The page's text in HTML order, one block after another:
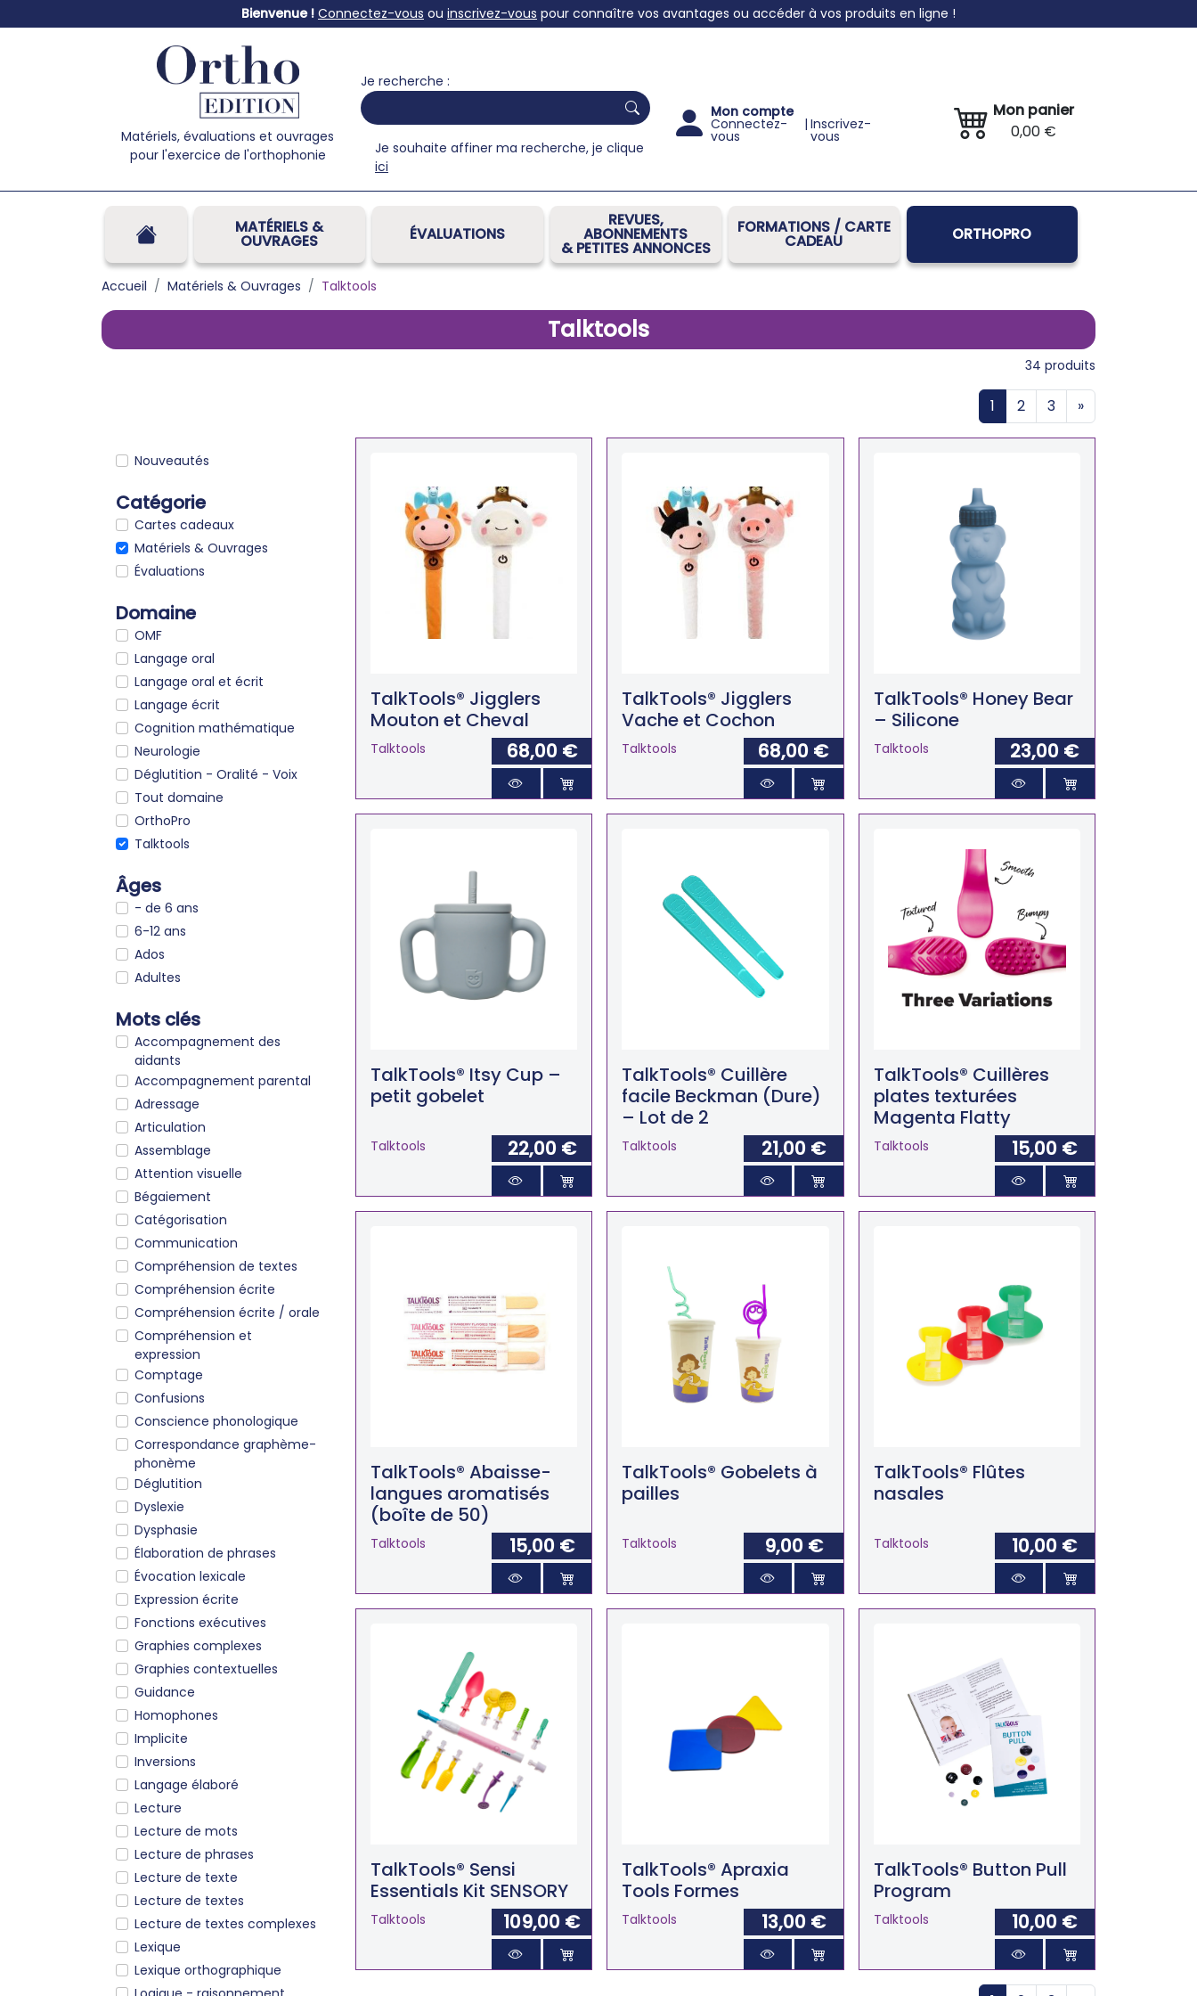
Bienvenue ! Connectez-vous ou inscrivez-vous pour connaître vos avantages ou accéder à vos produits en ligne !
Matériels, évaluations et ouvrages
pour l'exercice de l'orthophonie
Je recherche :
Je souhaite affiner ma recherche, je clique
ici
Mon compte
Connectez-
vous
| Inscrivez-
vous
Mon panier
0,00 €
MATÉRIELS &
OUVRAGES ÉVALUATIONS
REVUES,
ABONNEMENTS
& PETITES ANNONCES
FORMATIONS / CARTE
CADEAU ORTHOPRO
Accueil Matériels & Ouvrages Talktools
Talktools
34 produits
1 2 3 »
Nouveautés
Catégorie
Cartes cadeaux
Matériels & Ouvrages
Évaluations
Domaine
OMF
Langage oral
Langage oral et écrit
Langage écrit
Cognition mathématique
Neurologie
Déglutition - Oralité - Voix
Tout domaine
OrthoPro
Talktools
Âges
- de 6 ans
6-12 ans
Ados
Adultes
Mots clés
Accompagnement des
aidants
Accompagnement parental
Adressage
Articulation
Assemblage
Attention visuelle
Bégaiement
Catégorisation
Communication
Compréhension de textes
Compréhension écrite
Compréhension écrite / orale
Compréhension et
expression
Comptage
Confusions
Conscience phonologique
Correspondance graphème-
phonème
Déglutition
Dyslexie
Dysphasie
Élaboration de phrases
Évocation lexicale
Expression écrite
Fonctions exécutives
Graphies complexes
Graphies contextuelles
Guidance
Homophones
Implicite
Inversions
Langage élaboré
Lecture
Lecture de mots
Lecture de phrases
Lecture de texte
Lecture de textes
Lecture de textes complexes
Lexique
Lexique orthographique
TalkTools® Jigglers
Mouton et Cheval
Talktools 68,00 €
TalkTools® Jigglers
Vache et Cochon
Talktools 68,00 €
TalkTools® Honey Bear
– Silicone
Talktools 23,00 €
TalkTools® Itsy Cup –
petit gobelet
Talktools 22,00 €
TalkTools® Cuillère
facile Beckman (Dure)
– Lot de 2
Talktools 21,00 €
TalkTools® Cuillères
plates texturées
Magenta Flatty
Talktools 15,00 €
TalkTools® Abaisse-
langues aromatisés
(boîte de 50)
Talktools 15,00 €
TalkTools® Gobelets à
pailles
Talktools 9,00 €
TalkTools® Flûtes
nasales
Talktools 10,00 €
TalkTools® Sensi
Essentials Kit SENSORY
Talktools 109,00 €
TalkTools® Apraxia
Tools Formes
Talktools 13,00 €
TalkTools® Button Pull
Program
Talktools 10,00 €